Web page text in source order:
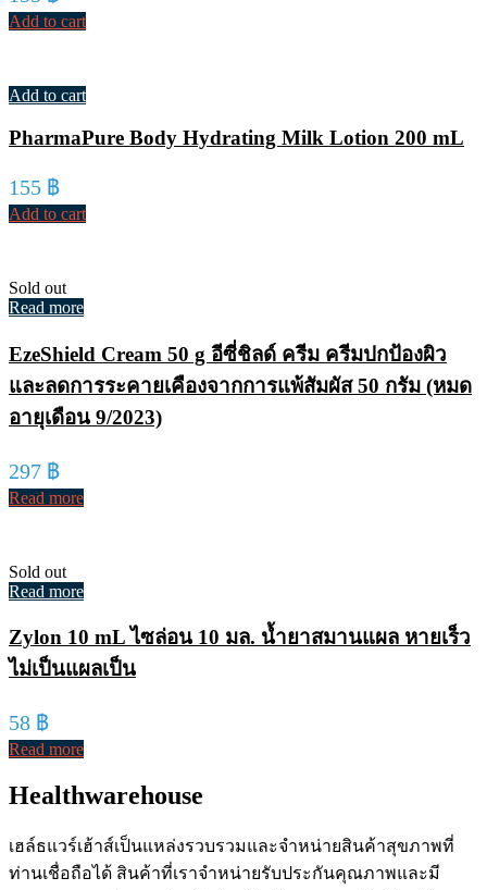
Add to cart
Add to cart
PharmaPure Body Hydrating Milk Lotion 200 mL
155 ฿
Add to cart
Sold out
Read more
EzeShield Cream 50 g อีซี่ชิลด์ ครีม ครีมปกป้องผิว
และลดการระคายเคืองจากการแพ้สัมผัส 50 กรัม (หมด
อายุเดือน 9/2023)
297 ฿
Read more
Sold out
Read more
Zylon 10 mL ไซล่อน 10 มล. น้ำยาสมานแผล หายเร็ว
ไม่เป็นแผลเป็น
58 ฿
Read more
Healthwarehouse
เฮล์ธแวร์เฮ้าส์เป็นแหล่งรวบรวมและจำหน่ายสินค้าสุขภาพที่
ท่านเชื่อถือได้ สินค้าที่เราจำหน่ายรับประกันคุณภาพและมี